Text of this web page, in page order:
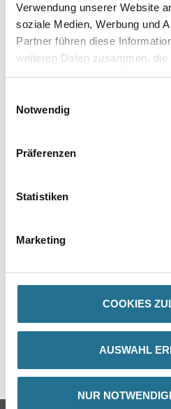
Verwendung unserer Website
soziale Medien, Werbung und
Partner führen diese
weiteren Daten zusammen,
haben oder die sie im Rahmen
Notwendig
Präferenzen
Statistiken
Marketing
COOKIES
AUSWAHL
NUR
Umrechnungsfaktoren
DATENBLÄTTER